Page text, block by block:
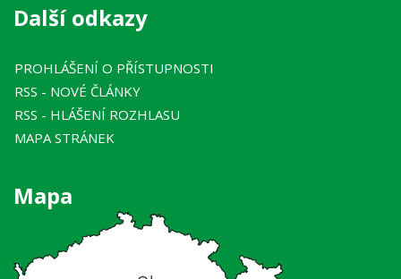
Další odkazy
PROHLÁŠENÍ O PŘÍSTUPNOSTI
RSS - NOVÉ ČLÁNKY
RSS - HLÁŠENÍ ROZHLASU
MAPA STRÁNEK
Mapa